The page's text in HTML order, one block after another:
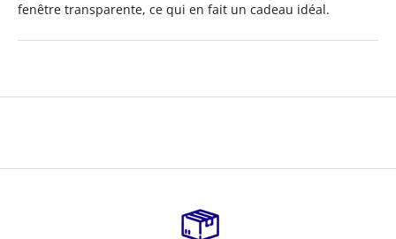
fenêtre transparente, ce qui en fait un cadeau idéal.